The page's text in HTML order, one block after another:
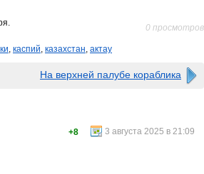
0 просмотров
, каспий, казахстан, актау
На верхней палубе кораблика
3 августа 2025 в 21:09
+8